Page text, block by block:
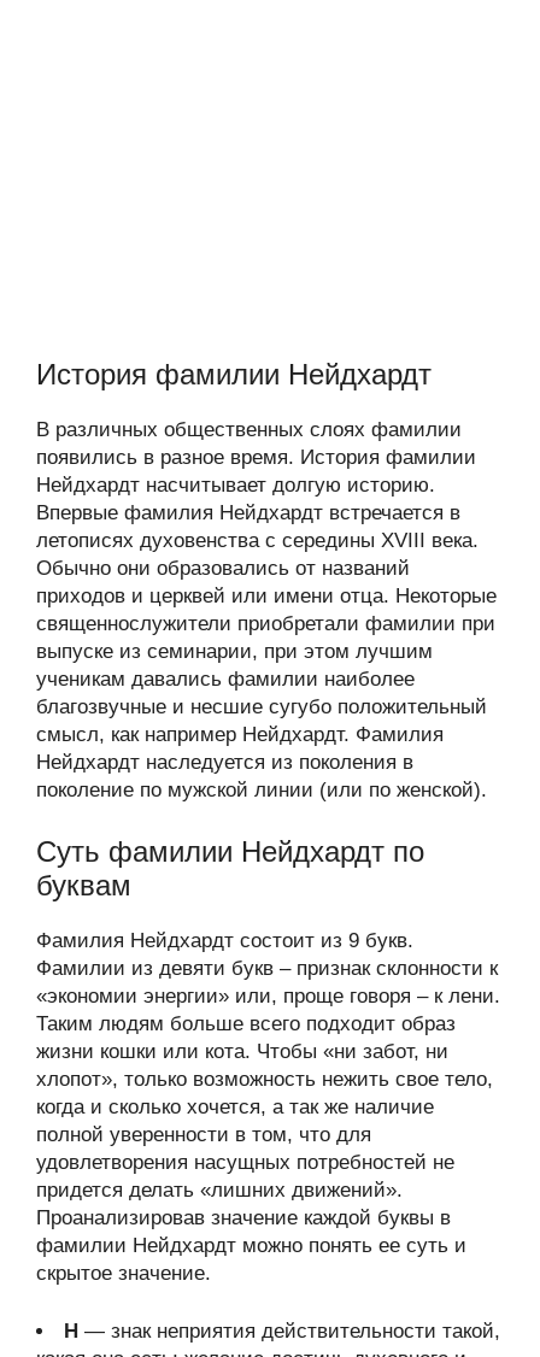
История фамилии Нейдхардт
В различных общественных слоях фамилии
появились в разное время. История фамилии
Нейдхардт насчитывает долгую историю.
Впервые фамилия Нейдхардт встречается в
летописях духовенства с середины XVIII века.
Обычно они образовались от названий
приходов и церквей или имени отца. Некоторые
священнослужители приобретали фамилии при
выпуске из семинарии, при этом лучшим
ученикам давались фамилии наиболее
благозвучные и несшие сугубо положительный
смысл, как например Нейдхардт. Фамилия
Нейдхардт наследуется из поколения в
поколение по мужской линии (или по женской).
Суть фамилии Нейдхардт по
буквам
Фамилия Нейдхардт состоит из 9 букв.
Фамилии из девяти букв – признак склонности к
«экономии энергии» или, проще говоря – к лени.
Таким людям больше всего подходит образ
жизни кошки или кота. Чтобы «ни забот, ни
хлопот», только возможность нежить свое тело,
когда и сколько хочется, а так же наличие
полной уверенности в том, что для
удовлетворения насущных потребностей не
придется делать «лишних движений».
Проанализировав значение каждой буквы в
фамилии Нейдхардт можно понять ее суть и
скрытое значение.
Н — знак неприятия действительности такой,